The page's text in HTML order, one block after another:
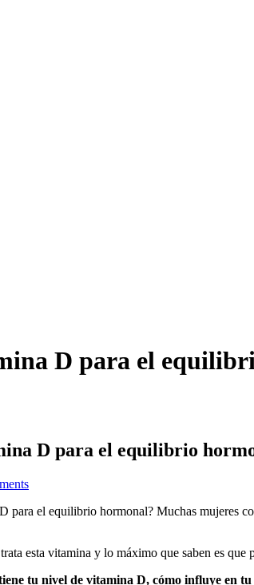
D para el
D para el equilibrio
para el equilibrio hormonal? Muchas mujeres
esta vitamina y lo máximo que saben es que
tu nivel de vitamina D, cómo influye en